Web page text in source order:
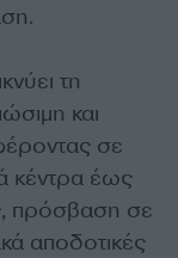
τη
και
σε
κέντρα έως
πρόσβαση σε
αποδοτικές